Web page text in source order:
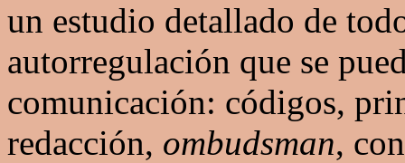
un estudio detallado de
autorregulación que se
comunicación: códigos,
redacción, ombudsman,